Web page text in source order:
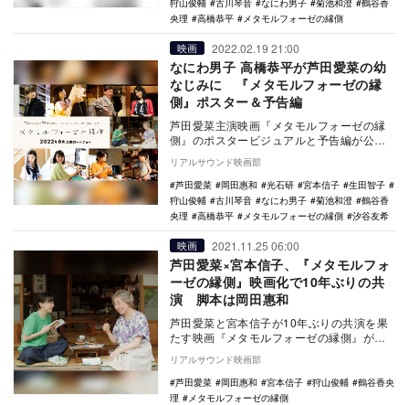
狩山俊輔
古川琴音 なにわ男子 菊池和澄
鶴谷香
央理
高橋恭平 メタモルフォーゼの縁側
映画 2022.02.19 21:00
なにわ男子 高橋恭平が芦田愛菜の幼
なじみに 『メタモルフォーゼの縁
側』ポスター＆予告編
芦田愛菜主演映画『メタモルフォーゼの縁
側』のポスタービジュアルと予告編が公開
され、あわせて追加キャストが発表され
た。 「…
リアルサウンド映画部
芦田愛菜
岡田惠和 光石研 宮本信子
生田智子
狩山俊輔
古川琴音 なにわ男子 菊池和澄
鶴谷香
央理
高橋恭平 メタモルフォーゼの縁側 汐谷友希
映画 2021.11.25 06:00
芦田愛菜×宮本信子、『メタモルフォ
ーゼの縁側』映画化で10年ぶりの共
演 脚本は岡田惠和
芦田愛菜と宮本信子が10年ぶりの共演を果
たす映画『メタモルフォーゼの縁側』が
リアルサウンド映画部
芦田愛菜
岡田惠和 宮本信子 狩山俊輔
鶴谷香央
理
メタモルフォーゼの縁側